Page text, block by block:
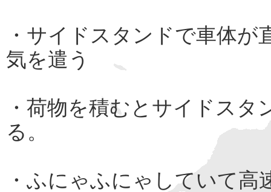
・サイドスタンドで車体
気を遣う
・荷物を積むとサイドス
る。
・ふにゃふにゃしていて